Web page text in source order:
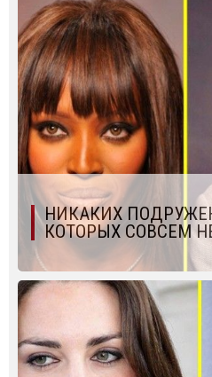
НИКАКИХ
КОТОРЫХ СОВСЕМ